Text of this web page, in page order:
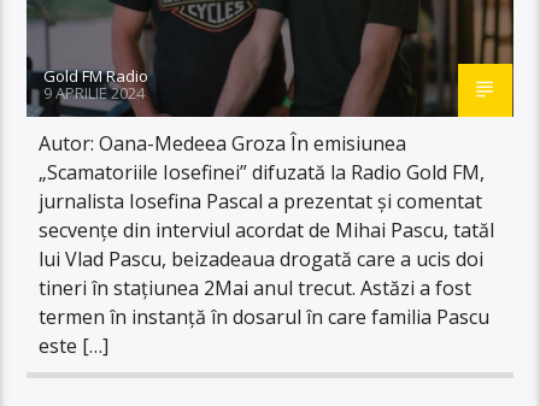
Gold FM Radio
9 APRILIE 2024
Autor: Oana-Medeea Groza În emisiunea
„Scamatoriile Iosefinei” difuzată la Radio Gold FM,
jurnalista Iosefina Pascal a prezentat și comentat
secvențe din interviul acordat de Mihai Pascu, tatăl
lui Vlad Pascu, beizadeaua drogată care a ucis doi
tineri în stațiunea 2Mai anul trecut. Astăzi a fost
termen în instanță în dosarul în care familia Pascu
este […]